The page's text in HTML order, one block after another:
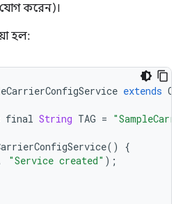
করেন)।
হল:
extends
final String TAG =
()
{
"Service created" );